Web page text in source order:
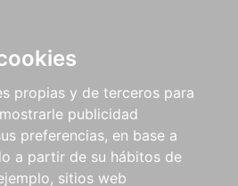
propias y de terceros para
publicidad
preferencias, en base a
a partir de su hábitos de
sitios web